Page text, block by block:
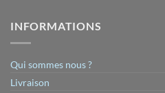
INFORMATIONS
Qui sommes nous ?
Livraison